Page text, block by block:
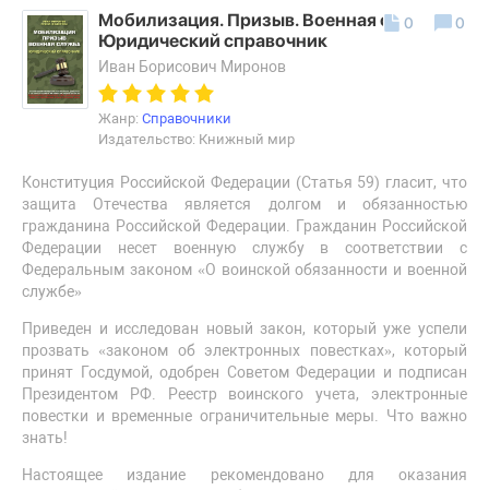
Мобилизация. Призыв. Военная служба.
Юридический справочник
Иван Борисович Миронов
Жанр: Справочники
Издательство: Книжный мир
Конституция Российской Федерации (Статья 59) гласит, что
защита Отечества является долгом и обязанностью
гражданина Российской Федерации. Гражданин Российской
Федерации несет военную службу в соответствии с
Федеральным законом «О воинской обязанности и военной
службе»
Приведен и исследован новый закон, который уже успели
прозвать «законом об электронных повестках», который
принят Госдумой, одобрен Советом Федерации и подписан
Президентом РФ. Реестр воинского учета, электронные
повестки и временные ограничительные меры. Что важно
знать!
Настоящее издание рекомендовано для оказания
0 0